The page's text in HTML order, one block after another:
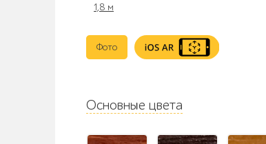
1,8 м
Фото
Основные цвета